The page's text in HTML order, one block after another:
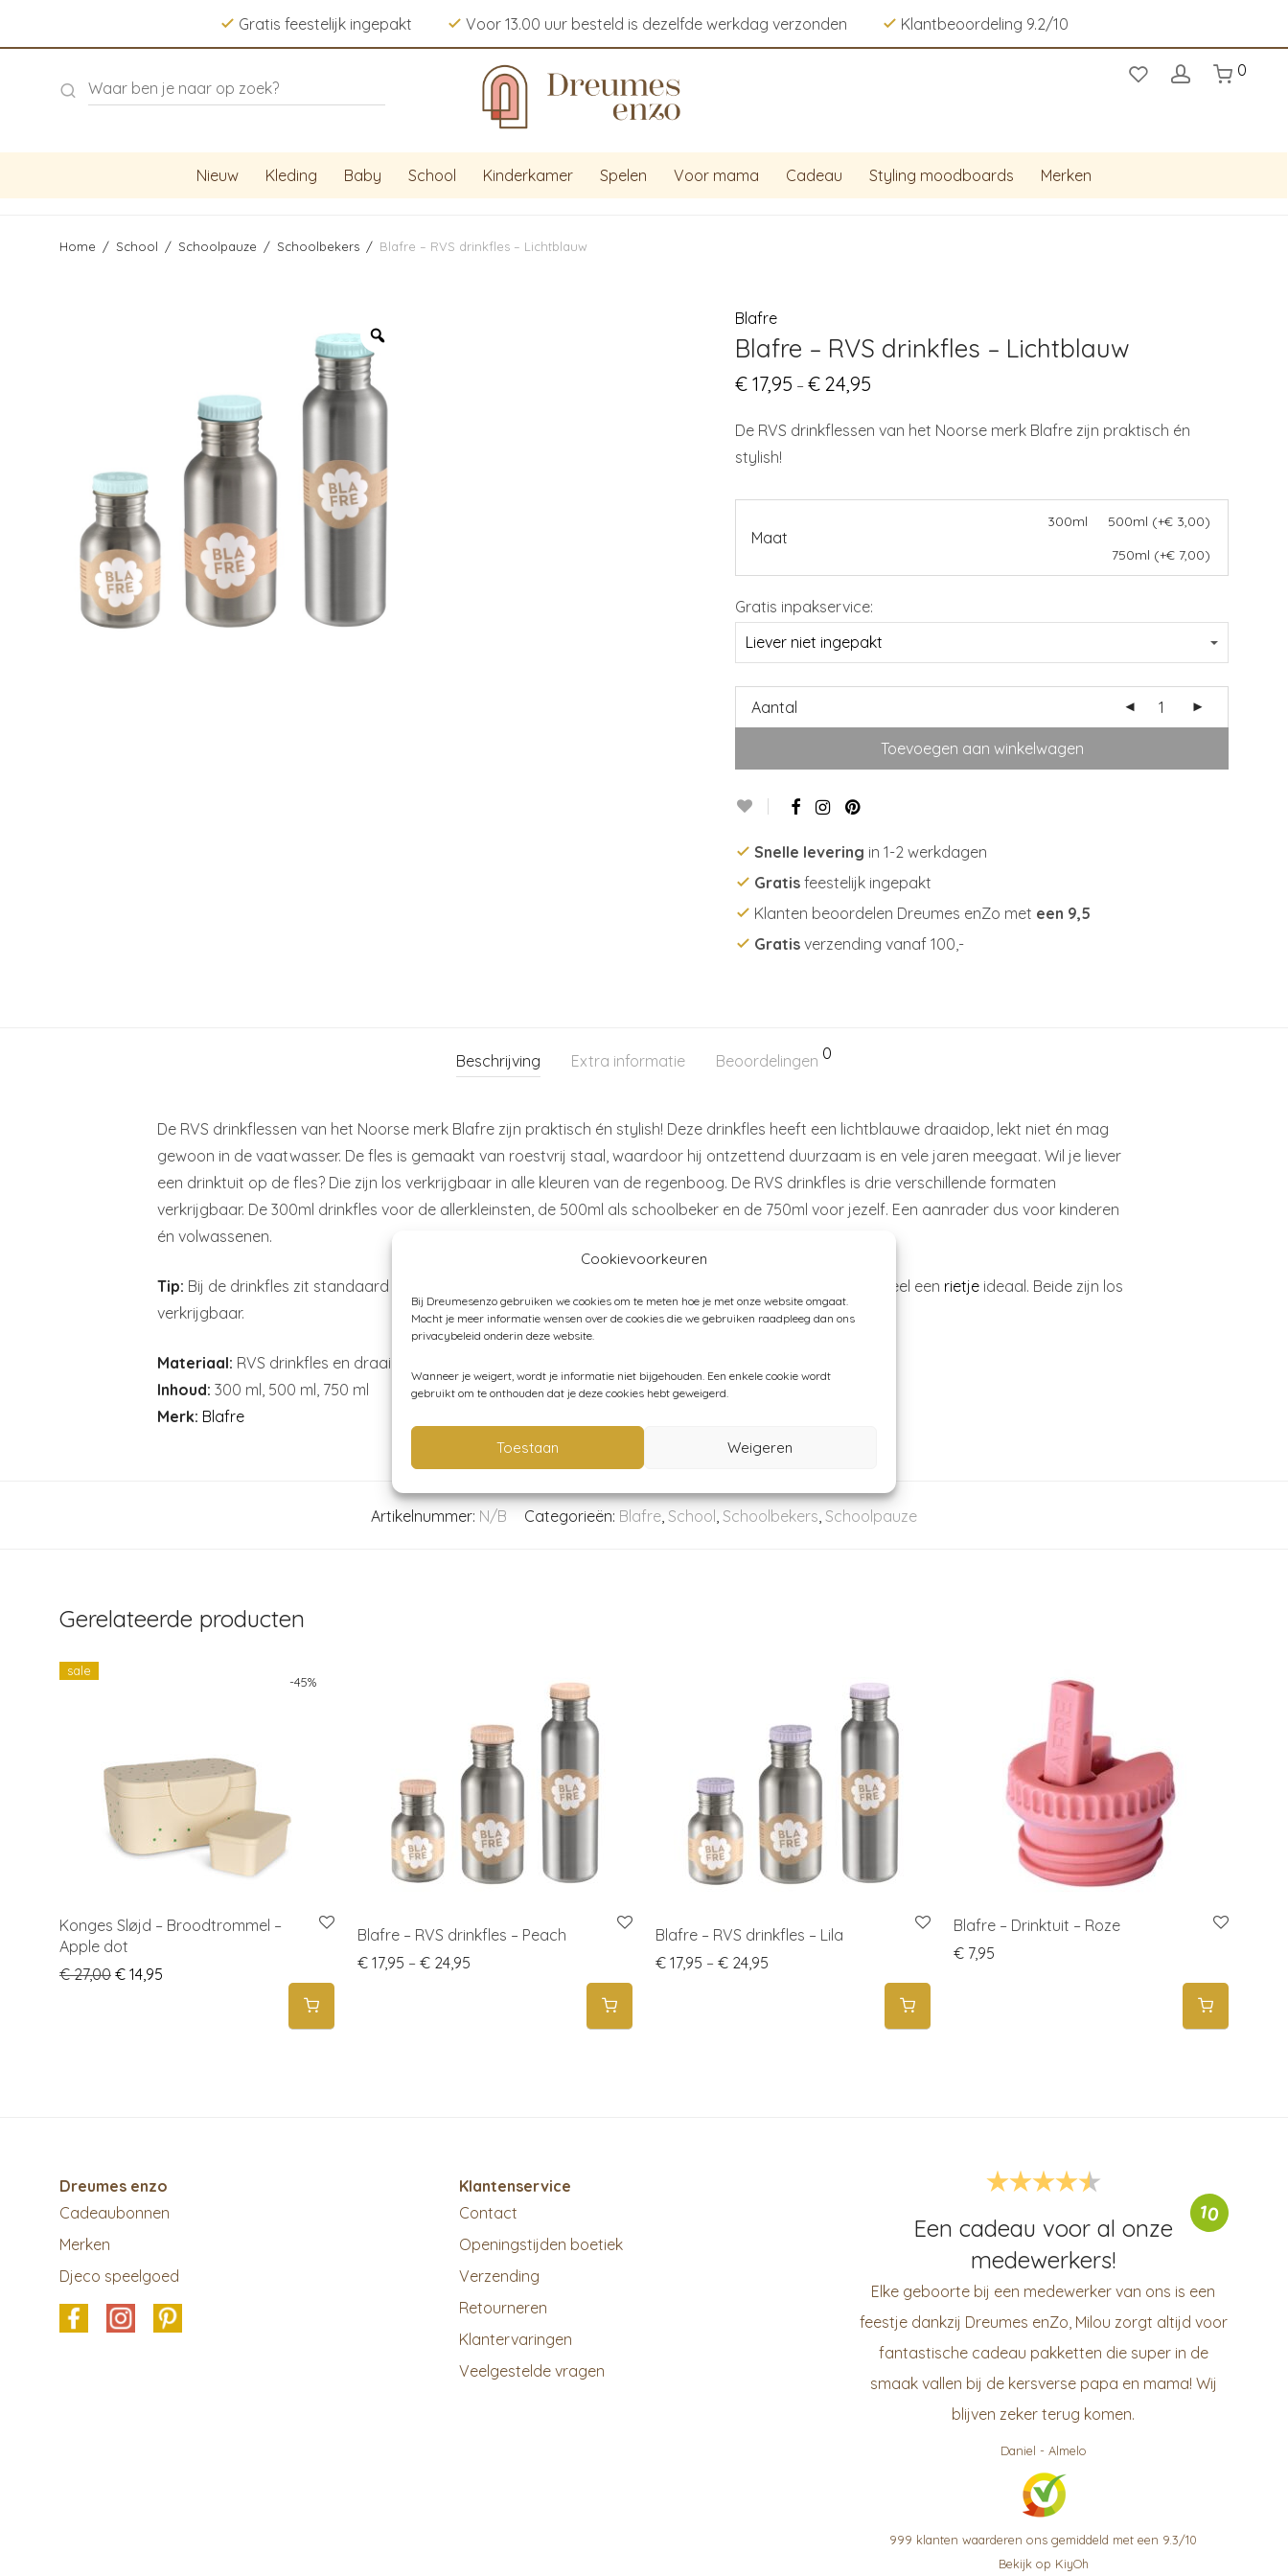
Cookievoorkeuren
Bij Dreumesenzo gebruiken we cookies om te meten hoe je met onze website omgaat.
Mocht je meer informatie wensen over de cookies die we gebruiken raadpleeg dan ons
privacybeleid onderin deze website.
Wanneer je weigert, wordt je informatie niet bijgehouden. Een enkele cookie wordt
gebruikt om te onthouden dat je deze cookies hebt geweigerd.
Toestaan Weigeren
Gratis feestelijk ingepakt Voor 13.00 uur besteld is dezelfde werkdag verzonden Klantbeoordeling 9.2/10
0
Nieuw Kleding Baby School Kinderkamer Spelen Voor mama Cadeau Styling moodboards Merken
Home / School / Schoolpauze / Schoolbekers / Blafre – RVS drinkfles – Lichtblauw
Blafre
Blafre – RVS drinkfles – Lichtblauw
€ 17,95 – € 24,95
through
De RVS drinkflessen van het Noorse merk Blafre zijn praktisch én
stylish!
Maat
300ml
500ml (+€ 3,00)
750ml (+€ 7,00)
Gratis inpakservice:
Aantal
Toevoegen aan winkelwagen
Snelle levering in 1-2 werkdagen
Gratis feestelijk ingepakt
Klanten beoordelen Dreumes enZo met een 9,5
Gratis verzending vanaf 100,-
Beschrijving Extra informatie Beoordelingen 0
De RVS drinkflessen van het Noorse merk Blafre zijn praktisch én stylish! Deze drinkfles heeft een lichtblauwe draaidop, lekt niet én mag
gewoon in de vaatwasser. De fles is gemaakt van roestvrij staal, waardoor hij ontzettend duurzaam is en vele jaren meegaat. Wil je liever
een drinktuit op de fles? Die zijn los verkrijgbaar in alle kleuren van de regenboog. De RVS drinkfles is drie verschillende formaten
verkrijgbaar. De 300ml drinkfles voor de allerkleinsten, de 500ml als schoolbeker en de 750ml voor jezelf. Een aanrader dus voor kinderen
én volwassenen.
Tip: Bij de drinkfles zit standaard een draaidop. Voor schoolgaande kinderen is een met eventueel een rietje ideaal. Beide zijn los
verkrijgbaar.
Materiaal: RVS drinkfles en draaidop van veilig kunststof, zonder ftalaten en BPA-vrij
Inhoud: 300 ml, 500 ml, 750 ml
Merk: Blafre
Artikelnummer: N/B Categorieën: Blafre School Schoolbekers Schoolpauze
Gerelateerde producten
-45%
sale
Konges Sløjd – Broodtrommel –
Apple dot
€27,00 Original price was: € 27,00.
€ 14,95
Blafre – RVS drinkfles – Peach
€ 17,95 – € 24,95 Price range: € 17,95 through € 24,95
Blafre – RVS drinkfles – Lila
€ 17,95 – € 24,95 Price range: € 17,95 through € 24,95
Blafre – Drinktuit – Roze
€ 7,95
Dreumes enzo
Cadeaubonnen
Merken
Djeco speelgoed
Klantenservice
Contact
Openingstijden boetiek
Verzending
Retourneren
Klantervaringen
Veelgestelde vragen
10
Een cadeau voor al onze
medewerkers!
Elke geboorte bij een medewerker van ons is een
feestje dankzij Dreumes enZo, Milou zorgt altijd voor
fantastische cadeau pakketten die super in de
smaak vallen bij de kersverse papa en mama! Wij
blijven zeker terug komen.
Daniel - Almelo
999 klanten waarderen ons gemiddeld met een 9.3/10
Bekijk op KiyOh